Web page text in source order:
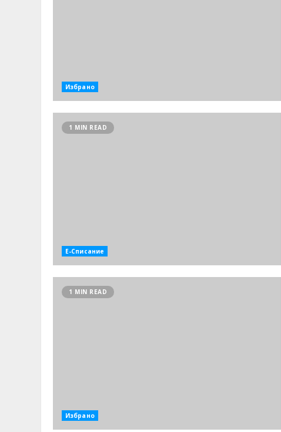
Избрано
1 MIN READ
Е-Списание
1 MIN READ
Избрано